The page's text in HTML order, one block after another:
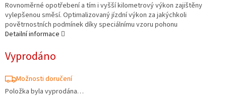
Vyprodáno
Možnosti doručení
Položka byla vyprodána…
Rovnoměrné opotřebení a tím i vyšší kilometrový výkon zajištěny
vylepšenou směsí. Optimalizovaný jízdní výkon za jakýchkoli
povětrnostních podmínek díky speciálnímu vzoru pohonu
Detailní informace